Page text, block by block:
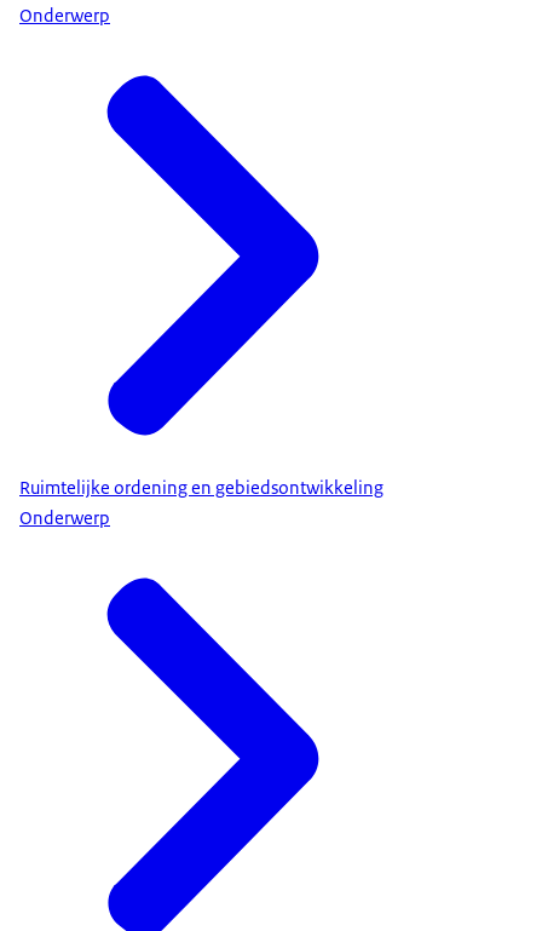
Onderwerp
Ruimtelijke ordening en gebiedsontwikkeling
Onderwerp